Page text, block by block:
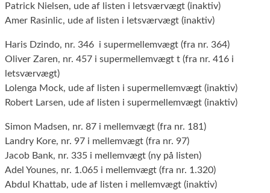
Patrick Nielsen, ude af listen i letsværvægt (inaktiv)
Amer Rasinlic, ude af listen i letsværvægt (inaktiv)
Haris Dzindo, nr. 346 i supermellemvægt (fra nr. 364)
Oliver Zaren, nr. 457 i supermellemvægt t (fra nr. 416 i
letsværvægt)
Lolenga Mock, ude af listen i supermellemvægt (inaktiv)
Robert Larsen, ude af listen i supermellemvægt (inaktiv)
Simon Madsen, nr. 87 i mellemvægt (fra nr. 181)
Landry Kore, nr. 97 i mellemvægt (fra nr. 97)
Jacob Bank, nr. 335 i mellemvægt (ny på listen)
Adel Younes, nr. 1.065 i mellemvægt (fra nr. 1.320)
Abdul Khattab, ude af listen i mellemvægt (inaktiv)